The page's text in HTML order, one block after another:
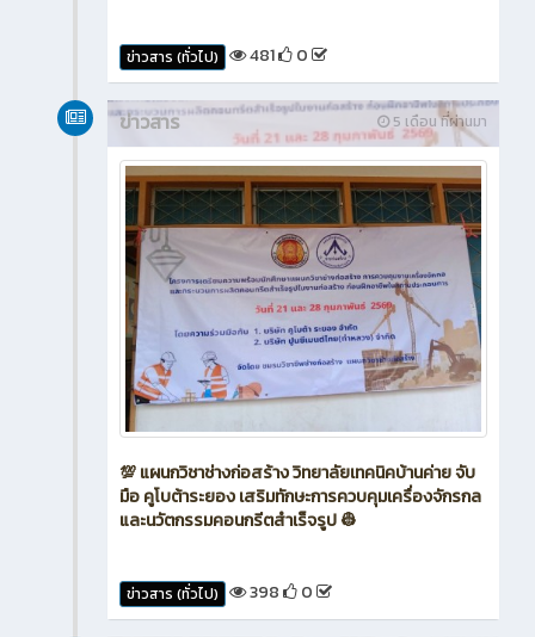
ข่าวสาร (ทั่วไป) 481 0
5 เดือน ที่ผ่านมา
ข่าวสาร
💯 แผนกวิชาช่างก่อสร้าง วิทยาลัยเทคนิคบ้านค่าย จับ
มือ คูโบต้าระยอง เสริมทักษะการควบคุมเครื่องจักรกล
และนวัตกรรมคอนกรีตสำเร็จรูป 👷
ข่าวสาร (ทั่วไป) 398 0